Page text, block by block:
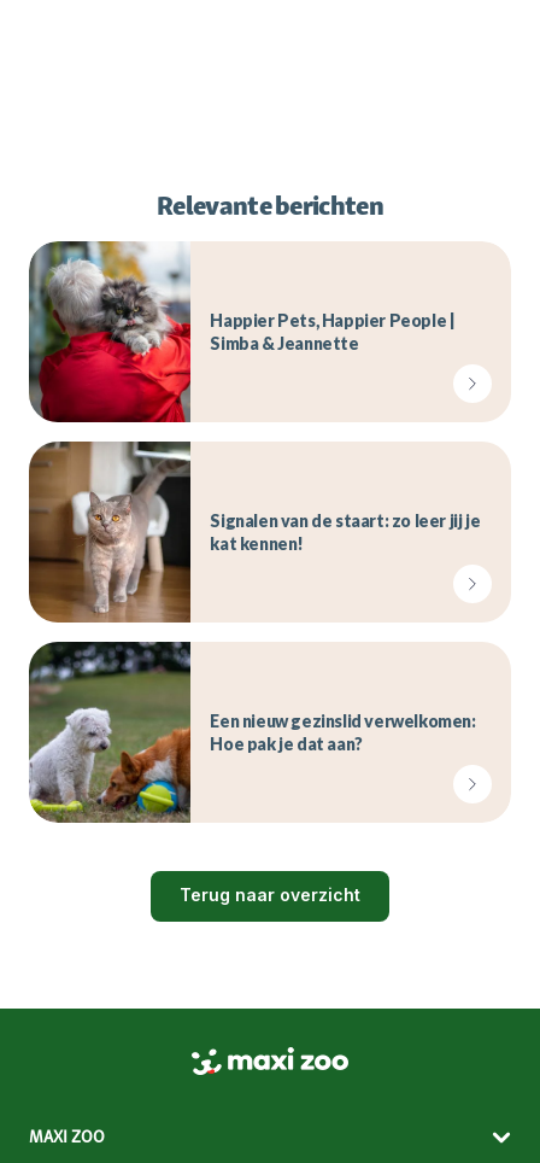
Relevante berichten
Happier Pets, Happier People |
Simba & Jeannette
Signalen van de staart: zo leer jij je
kat kennen!
Een nieuw gezinslid verwelkomen:
Hoe pak je dat aan?
Terug naar overzicht
MAXI ZOO